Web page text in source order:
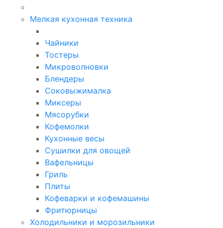
Мелкая кухонная техника
Чайники
Тостеры
Микроволновки
Блендеры
Соковыжималка
Миксеры
Мясорубки
Кофемолки
Кухонные весы
Сушилки для овощей
Вафельницы
Гриль
Плиты
Кофеварки и кофемашины
Фритюрницы
Холодильники и морозильники